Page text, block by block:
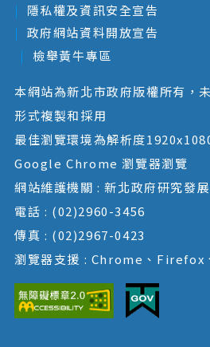
隱私權及資訊安全宣告
政府網站資料開放宣告
檢舉黃牛專區
本網站為新北市政府版權所有，
形式複製和採用
最佳瀏覽環境為解析度
Google Chrome 瀏覽器瀏覽
網站維護機關 : 新北政府研究發
電話 : (02)2960-3456
傳真 : (02)2967-0423
瀏覽器支援 : Chrome、Firefox